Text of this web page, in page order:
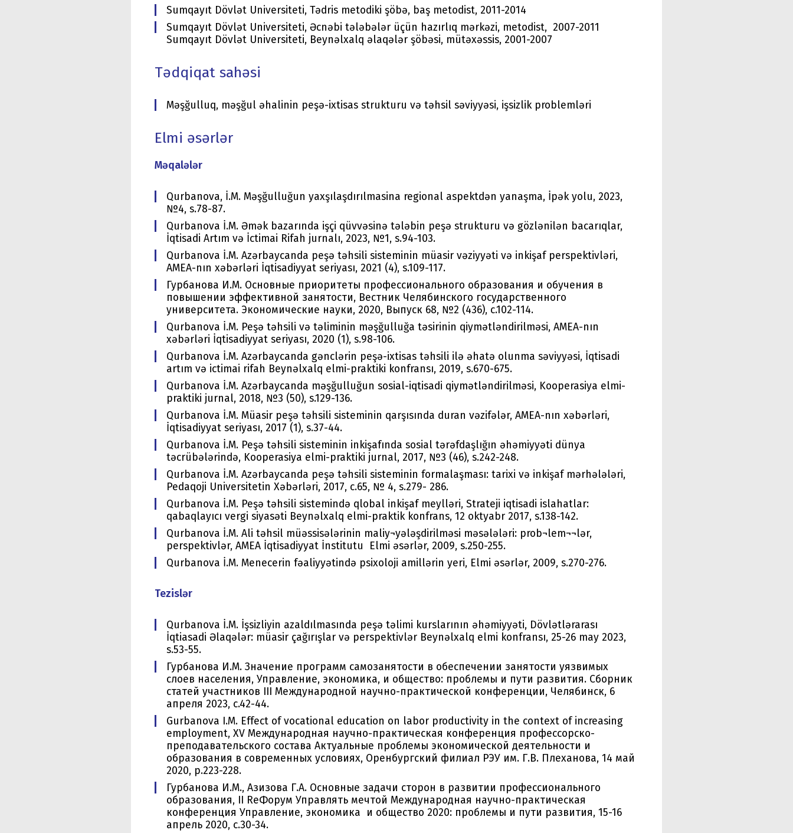
Sumqayıt Dövlət Universiteti, Tədris metodiki şöbə, baş metodist, 2011-2014
Sumqayıt Dövlət Universiteti, Əcnəbi tələbələr üçün hazırlıq mərkəzi, metodist, 2007-2011
Sumqayıt Dövlət Universiteti, Beynəlxalq əlaqələr şöbəsi, mütəxəssis, 2001-2007
Tədqiqat sahəsi
Məşğulluq, məşğul əhalinin peşə-ixtisas strukturu və təhsil səviyyəsi, işsizlik problemləri
Elmi əsərlər
Məqalələr
Qurbanova, İ.M. Məşğulluğun yaxşılaşdırılmasina regional aspektdən yanaşma, İpək yolu, 2023,
№4, s.78-87.
Qurbanova İ.M. Əmək bazarında işçi qüvvəsinə tələbin peşə strukturu və gözlənilən bacarıqlar,
İqtisadi Artım və İctimai Rifah jurnalı, 2023, №1, s.94-103.
Qurbanova İ.M. Azərbaycanda peşə təhsili sisteminin müasir vəziyyəti və inkişaf perspektivləri,
AMEA-nın xəbərləri İqtisadiyyat seriyası, 2021 (4), s.109-117.
Гурбанова И.М. Основные приоритеты профессионального образования и обучения в
повышении эффективной занятости, Вестник Челябинского государственного
университета. Экономические науки, 2020, Выпуск 68, №2 (436), с.102-114.
Qurbanova İ.M. Peşə təhsili və təliminin məşğulluğa təsirinin qiymətləndirilməsi, AMEA-nın
xəbərləri İqtisadiyyat seriyası, 2020 (1), s.98-106.
Qurbanova İ.M. Azərbaycanda gənclərin peşə-ixtisas təhsili ilə əhatə olunma səviyyəsi, İqtisadi
artım və ictimai rifah Beynəlxalq elmi-praktiki konfransı, 2019, s.670-675.
Qurbanova İ.M. Azərbaycanda məşğulluğun sosial-iqtisadi qiymətləndirilməsi, Kooperasiya elmi-
praktiki jurnal, 2018, №3 (50), s.129-136.
Qurbanova İ.M. Müasir peşə təhsili sisteminin qarşısında duran vəzifələr, AMEA-nın xəbərləri,
İqtisadiyyat seriyası, 2017 (1), s.37-44.
Qurbanova İ.M. Peşə təhsili sisteminin inkişafında sosial tərəfdaşlığın əhəmiyyəti dünya
təcrübələrində, Kooperasiya elmi-praktiki jurnal, 2017, №3 (46), s.242-248.
Qurbanova İ.M. Azərbaycanda peşə təhsili sisteminin formalaşması: tarixi və inkişaf mərhələləri,
Pedaqoji Universitetin Xəbərləri, 2017, c.65, № 4, s.279- 286.
Qurbanova İ.M. Peşə təhsili sistemində qlobal inkişaf meylləri, Strateji iqtisadi islahatlar:
qabaqlayıcı vergi siyasəti Beynəlxalq elmi-praktik konfrans, 12 oktyabr 2017, s.138-142.
Qurbanova İ.M. Ali təhsil müəssisələrinin maliy¬yələşdirilməsi məsələləri: prob¬lem¬¬lər,
perspektivlər, AMEA İqtisadiyyat İnstitutu Elmi əsərlər, 2009, s.250-255.
Qurbanova İ.M. Menecerin fəaliyyətində psixoloji amillərin yeri, Elmi əsərlər, 2009, s.270-276.
Tezislər
Qurbanova İ.M. İşsizliyin azaldılmasında peşə təlimi kurslarının əhəmiyyəti, Dövlətlərarası
İqtiasadi Əlaqələr: müasir çağırışlar və perspektivlər Beynəlxalq elmi konfransı, 25-26 may 2023,
s.53-55.
Гурбанова И.М. Значение программ самозанятости в обеспечении занятости уязвимых
слоев населения, Управление, экономика, и общество: проблемы и пути развития. Сборник
статей участников III Международной научно-практической конференции, Челябинск, 6
апреля 2023, c.42-44.
Gurbanova I.M. Effect of vocational education on labor productivity in the context of increasing
employment, XV Международная научно-практическая конференция профессорско-
преподавательского состава Актуальные проблемы экономической деятельности и
образования в современных условиях, Оренбургский филиал РЭУ им. Г.В. Плеханова, 14 май
2020, p.223-228.
Гурбанова И.М., Азизова Г.А. Основные задачи сторон в развитии профессионального
образования, II ReФорум Управлять мечтой Международная научно-практическая
конференция Управление, экономика и общество 2020: проблемы и пути развития, 15-16
апрель 2020, c.30-34.